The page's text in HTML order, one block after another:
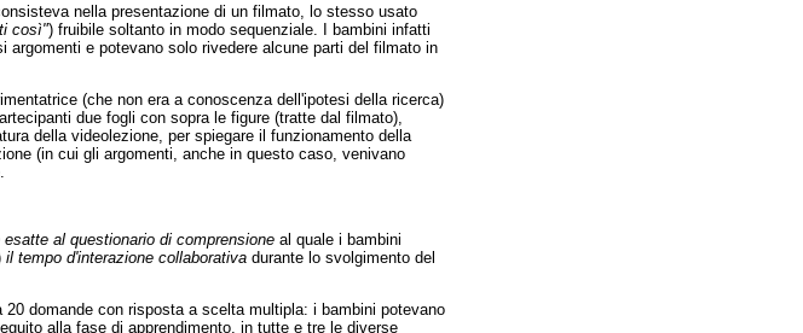
nella presentazione di un filmato, lo stesso usato
così") fruibile soltanto in modo sequenziale. I bambini infatti
e potevano solo rivedere alcune parti del filmato in
(che non era a conoscenza dell'ipotesi della ricerca)
due fogli con sopra le figure (tratte dal filmato),
della videolezione, per spiegare il funzionamento della
(in cui gli argomenti, anche in questo caso, venivano
al questionario di comprensione al quale i bambini
il tempo d'interazione collaborativa durante lo svolgimento del
20 domande con risposta a scelta multipla: i bambini potevano
alla fase di apprendimento, in tutte e tre le diverse